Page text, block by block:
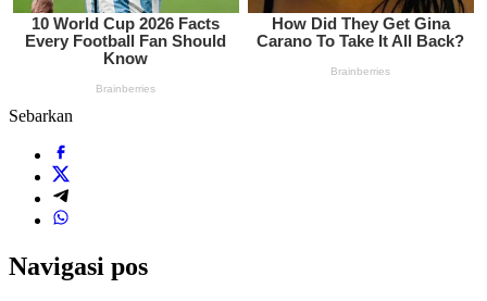
Sebarkan
Navigasi pos